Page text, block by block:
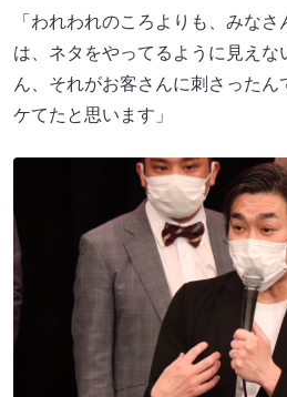
「われわれのころよりも、みな
は、ネタをやってるように見えな
ん、それがお客さんに刺さったん
ケてたと思います」